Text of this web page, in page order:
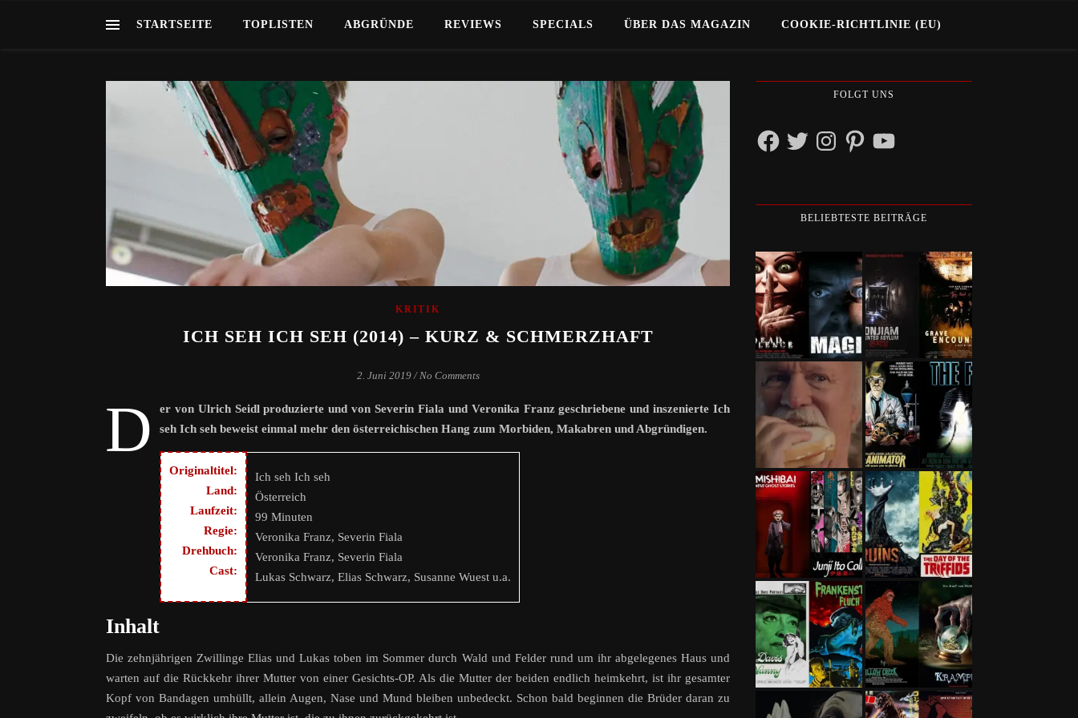
STARTSEITE TOPLISTEN ABGRÜNDE REVIEWS SPECIALS ÜBER DAS MAGAZIN COOKIE-RICHTLINIE (EU)
KRITIK
ICH SEH ICH SEH (2014) – KURZ & SCHMERZHAFT
2. Juni 2019 / No Comments
D
er von Ulrich Seidl produzierte und von Severin Fiala und Veronika Franz geschriebene und inszenierte Ich
seh Ich seh beweist einmal mehr den österreichischen Hang zum Morbiden, Makabren und Abgründigen.
Originaltitel:
Land:
Laufzeit:
Regie:
Drehbuch:
Cast:
Ich seh Ich seh
Österreich
99 Minuten
Veronika Franz, Severin Fiala
Veronika Franz, Severin Fiala
Lukas Schwarz, Elias Schwarz, Susanne Wuest u.a.
Inhalt
Die zehnjährigen Zwillinge Elias und Lukas toben im Sommer durch Wald und Felder rund um ihr abgelegenes Haus und
warten auf die Rückkehr ihrer Mutter von einer Gesichts-OP. Als die Mutter der beiden endlich heimkehrt, ist ihr gesamter
Kopf von Bandagen umhüllt, allein Augen, Nase und Mund bleiben unbedeckt. Schon bald beginnen die Brüder daran zu
FOLGT UNS
FacebookTwitterInstagramPinterestYouTube
BELIEBTESTE BEITRÄGE